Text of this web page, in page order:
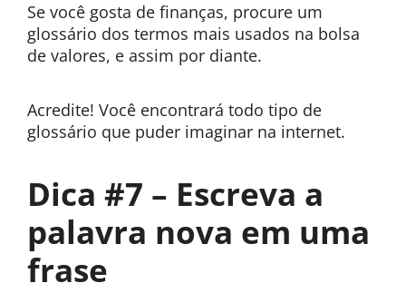
Se você gosta de finanças, procure um
glossário dos termos mais usados na bolsa
de valores, e assim por diante.
Acredite! Você encontrará todo tipo de
glossário que puder imaginar na internet.
Dica #7 – Escreva a
palavra nova em uma
frase